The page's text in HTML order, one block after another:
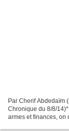
Par Cherif Abdedaïm
Chronique du 8/8/
armes et finances, on